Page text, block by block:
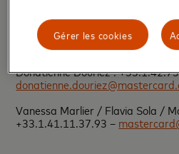
Contacts presse
Mastercard en France
Donatienne Douriez :
Vanessa Marlier / Flavia Sola /
+33.1.41.11.37.93 –
Gérer les cookies